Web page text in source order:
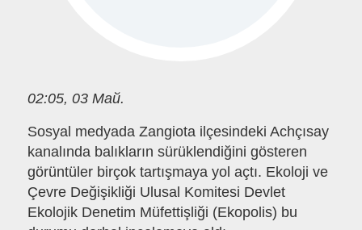
02:05, 03 Май.
Sosyal medyada Zangiota ilçesindeki Achçısay
kanalında balıkların sürüklendiğini gösteren
görüntüler birçok tartışmaya yol açtı. Ekoloji ve
Çevre Değişikliği Ulusal Komitesi Devlet
Ekolojik Denetim Müfettişliği (Ekopolis) bu